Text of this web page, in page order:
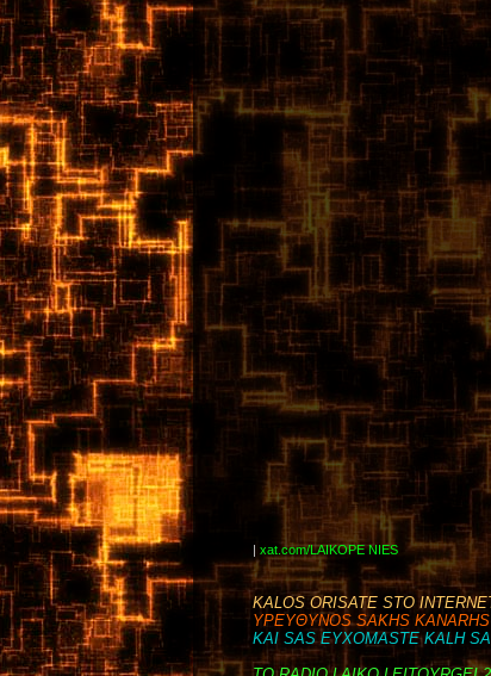
| xat.com/LAIKOPE NIES
KALOS ORISATE STO
YPEYΘYNOS SAKHS
KAI SAS EYXOMASTE KALH